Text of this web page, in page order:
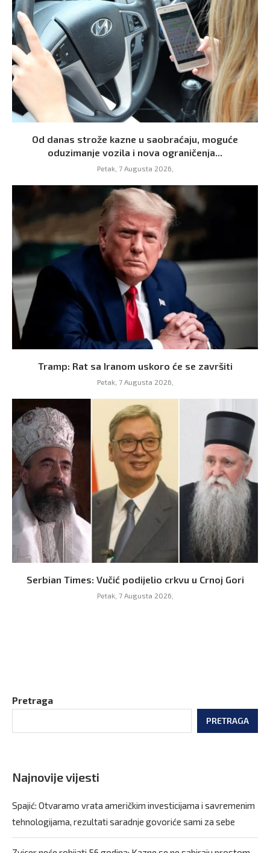
Od danas strože kazne u saobraćaju, moguće
oduzimanje vozila i nova ograničenja...
Petak, 7 Augusta 2026,
Tramp: Rat sa Iranom uskoro će se završiti
Petak, 7 Augusta 2026,
Serbian Times: Vučić podijelio crkvu u Crnoj Gori
Petak, 7 Augusta 2026,
Pretraga
PRETRAGA
Najnovije vijesti
Spajić: Otvaramo vrata američkim investicijama i savremenim
tehnologijama, rezultati saradnje govoriće sami za sebe